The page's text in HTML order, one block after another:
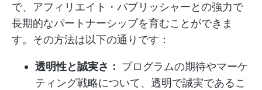
で、アフィリエイト・パブリッシャーとの強力で
長期的なパートナーシップを育むことができま
す。その方法は以下の通りです：
透明性と誠実さ： プログラムの期待やマーケ
ティング戦略について、透明で誠実であるこ